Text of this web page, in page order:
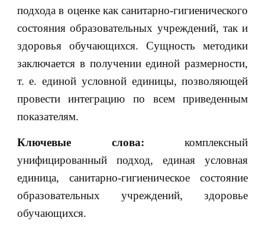
подхода в оценке как санитарно-гигиенического
состояния образовательных учреждений, так и
здоровья обучающихся. Сущность методики
заключается в получении единой размерности,
т. е. единой условной единицы, позволяющей
провести интеграцию по всем приведенным
показателям.
Ключевые слова:комплексный
унифицированный подход, единая условная
единица, санитарно-гигиеническое состояние
образовательных учреждений, здоровье
обучающихся.